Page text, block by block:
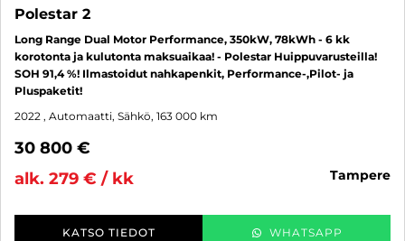
Polestar 2
Long Range Dual Motor Performance, 350kW, 78kWh - 6 kk
korotonta ja kulutonta maksuaikaa! - Polestar Huippuvarusteilla!
SOH 91,4 %! Ilmastoidut nahkapenkit, Performance-,Pilot- ja
Pluspaketit!
2022 , Automaatti, Sähkö, 163 000 km
30 800 €
alk. 279 € / kk
tampere
KATSO TIEDOT WHATSAPP